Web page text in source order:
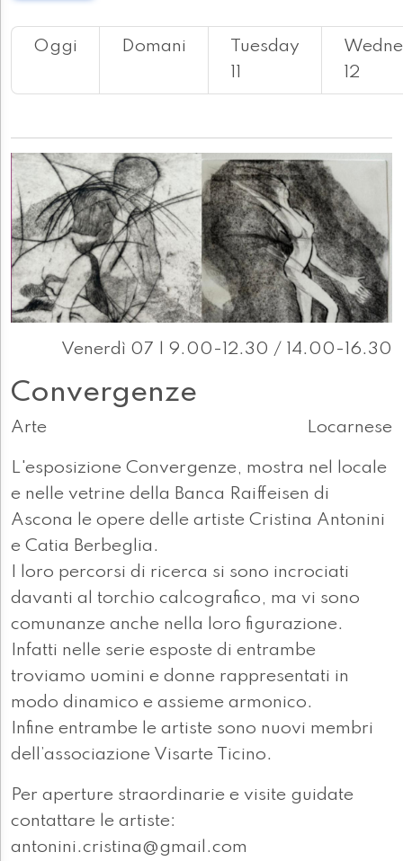
Oggi Domani
Tuesday
11
12
Venerdì 07 | 9.00-12.30 / 14.00-16.30
Convergenze
Arte Locarnese
L'esposizione Convergenze, mostra nel locale
e nelle vetrine della Banca Raiffeisen di
Ascona le opere delle artiste Cristina Antonini
e Catia Berbeglia.
I loro percorsi di ricerca si sono incrociati
davanti al torchio calcografico, ma vi sono
comunanze anche nella loro figurazione.
Infatti nelle serie esposte di entrambe
troviamo uomini e donne rappresentati in
modo dinamico e assieme armonico.
Infine entrambe le artiste sono nuovi membri
dell’associazione Visarte Ticino.
Per aperture straordinarie e visite guidate
contattare le artiste:
antonini.cristina@gmail.com